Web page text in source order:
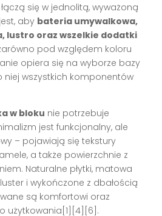
się w jednolitą, wyważoną
aby bateria umywalkowa,
lustro oraz wszelkie dodatki
pod względem koloru
opiera się na wyborze bazy
wszystkich komponentów
w bloku nie potrzebuje
jest funkcjonalny, ale
– pojawiają się tekstury
a także powierzchnie z
Naturalne płytki, matowa
i wykończone z dbałością
są komfortowi oraz
użytkowania[1][4][6].